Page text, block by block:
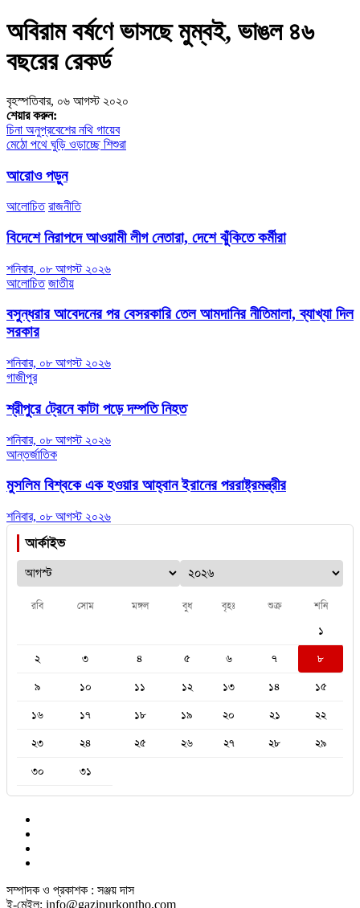
অবিরাম বর্ষণে ভাসছে মুম্বই, ভাঙল ৪৬
বছরের রেকর্ড
বৃহস্পতিবার, ০৬ আগস্ট ২০২০
শেয়ার করুন:
Post
navigation
চিনা অনুপ্রবেশের নথি গায়েব
মেঠো পথে ঘুড়ি ওড়াচ্ছে শিশুরা
আরোও পড়ুন
আলোচিত রাজনীতি
বিদেশে নিরাপদে আওয়ামী লীগ নেতারা, দেশে ঝুঁকিতে কর্মীরা
শনিবার, ০৮ আগস্ট ২০২৬
আলোচিত জাতীয়
বসুন্ধরার আবেদনের পর বেসরকারি তেল আমদানির নীতিমালা, ব্যাখ্যা দিল
সরকার
শনিবার, ০৮ আগস্ট ২০২৬
গাজীপুর
শ্রীপুরে ট্রেনে কাটা পড়ে দম্পতি নিহত
শনিবার, ০৮ আগস্ট ২০২৬
আন্তর্জাতিক
মুসলিম বিশ্বকে এক হওয়ার আহ্বান ইরানের পররাষ্ট্রমন্ত্রীর
শনিবার, ০৮ আগস্ট ২০২৬
আর্কাইভ
রবি সোম মঙ্গল বুধ বৃহঃ শুক্র শনি
১
২
৩ ৪ ৫ ৬ ৭
৮
৯
১০ ১১ ১২ ১৩ ১৪
১৫
১৬
১৭ ১৮ ১৯ ২০ ২১
২২
২৩
২৪ ২৫ ২৬ ২৭ ২৮
২৯
৩০
৩১
সম্পাদক ও প্রকাশক : সঞ্জয় দাস
ই-মেইল: info@gazipurkontho.com